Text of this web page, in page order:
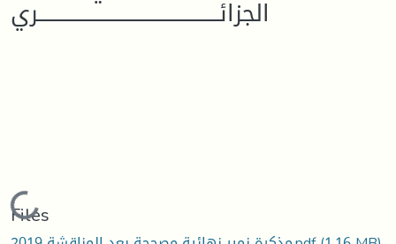
الجزائـــــــــــــــــــــــــــــــــــــــــــــــــــري
Loading...
Files